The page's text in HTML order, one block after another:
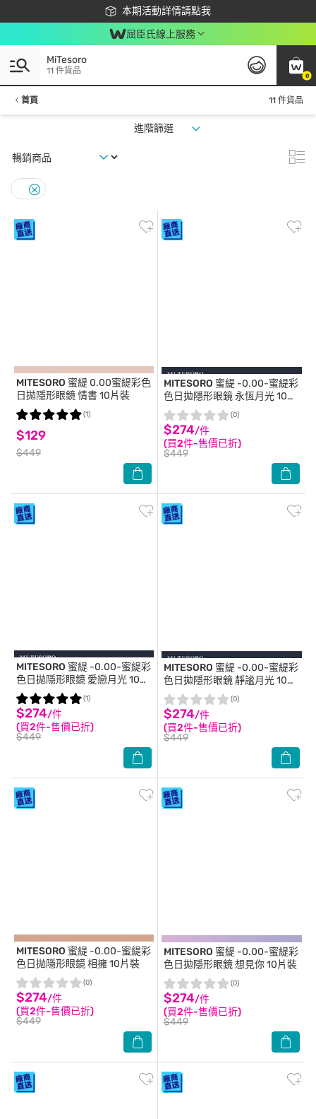
本期活動詳情請點我
下載app最高回饋$350
屈臣氏線上服務
0
MiTesoro
11 件貨品
首頁 11 件貨品
進階篩選
MITESORO 蜜緹0.00蜜緹彩色
日拋隱形眼鏡 情書 10片裝
$129
$449
(1)
MITESORO 蜜緹 -0.00-蜜緹彩
色日拋隱形眼鏡 永恆月光 10片
裝
$274/件
(買2件-售價已折)
$449
(0)
MITESORO 蜜緹 -0.00-蜜緹彩
色日拋隱形眼鏡 愛戀月光 10片
裝
$274/件
(買2件-售價已折)
$449
(1)
MITESORO 蜜緹 -0.00-蜜緹彩
色日拋隱形眼鏡 靜謐月光 10片
裝
$274/件
(買2件-售價已折)
$449
(0)
MITESORO 蜜緹 -0.00-蜜緹彩
色日拋隱形眼鏡 相擁 10片裝
$274/件
(買2件-售價已折)
$449
(0)
MITESORO 蜜緹 -0.00-蜜緹彩
色日拋隱形眼鏡 想見你 10片裝
$274/件
(買2件-售價已折)
$449
(0)